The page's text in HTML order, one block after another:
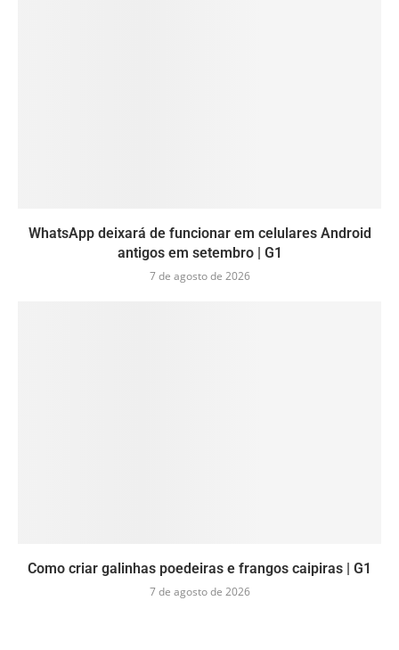
WhatsApp deixará de funcionar em celulares Android
antigos em setembro | G1
7 de agosto de 2026
Como criar galinhas poedeiras e frangos caipiras | G1
7 de agosto de 2026